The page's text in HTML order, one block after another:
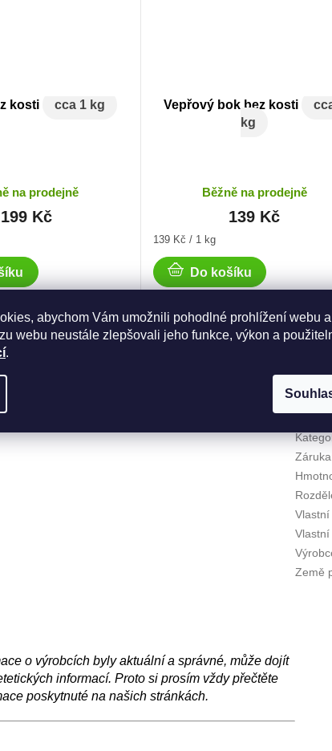
abychom Vám umožnili pohodlné prohlížení webu
webu neustále zlepšovali jeho funkce, výkon a
.
kosti cca 1 kg
na prodejně
199 Kč
Vepřový bok bez kosti
kg
Běžně na prodejně
139 Kč
Měrná
139 Kč / 1 kg
Do košíku
o výrobcích byly aktuální a správné, může dojít
informací. Proto si prosím vždy přečtěte
poskytnuté na našich stránkách.
Záruka
Vlastní
Země